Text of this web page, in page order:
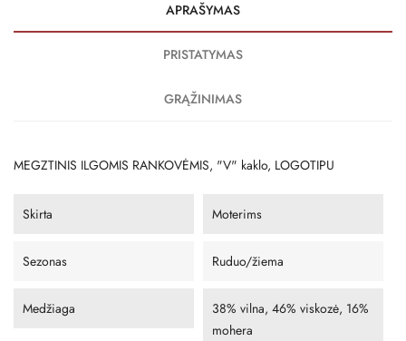
APRAŠYMAS
PRISTATYMAS
GRĄŽINIMAS
MEGZTINIS ILGOMIS RANKOVĖMIS, "V" kaklo, LOGOTIPU
Skirta Moterims
Sezonas Ruduo/žiema
Medžiaga
38% vilna, 46% viskozė, 16%
mohera